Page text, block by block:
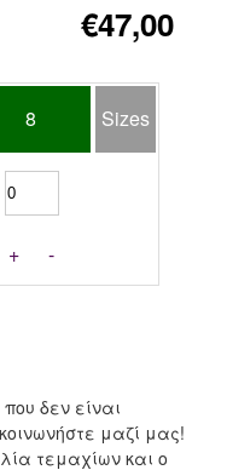
€47,00
8 Sizes
+ -
δεν είναι
μαζί μας!
τεμαχίων και ο